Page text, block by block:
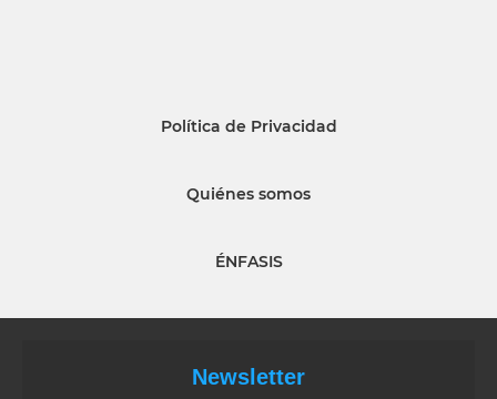
Política de Privacidad
Quiénes somos
ÉNFASIS
Newsletter